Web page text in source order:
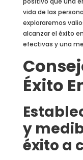
vida de las
exploraremos
alcanzar el éxito
efectivas y una
Éxito
y
éxito a